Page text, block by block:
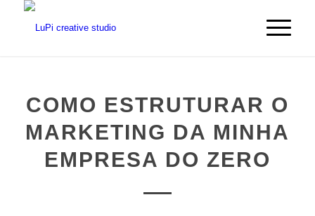
COMO ESTRUTURAR O
MARKETING DA MINHA
EMPRESA DO ZERO